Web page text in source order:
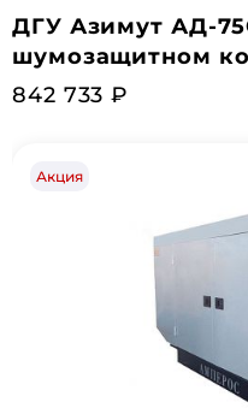
ДГУ Азимут АД-
шумозащитном
842 733 ₽
Акция